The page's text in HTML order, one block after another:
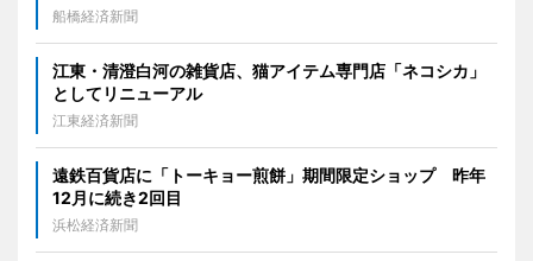
船橋経済新聞
江東・清澄白河の雑貨店、猫アイテム専門店「ネコシカ」
としてリニューアル
江東経済新聞
遠鉄百貨店に「トーキョー煎餅」期間限定ショップ 昨年
12月に続き2回目
浜松経済新聞